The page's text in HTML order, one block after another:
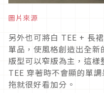
圖片來源
另外也可將白 TEE + 長
單品，使風格創造出全
版型可以窄版為主，這
TEE 穿著時不會顯的單
拖就很好看加分。